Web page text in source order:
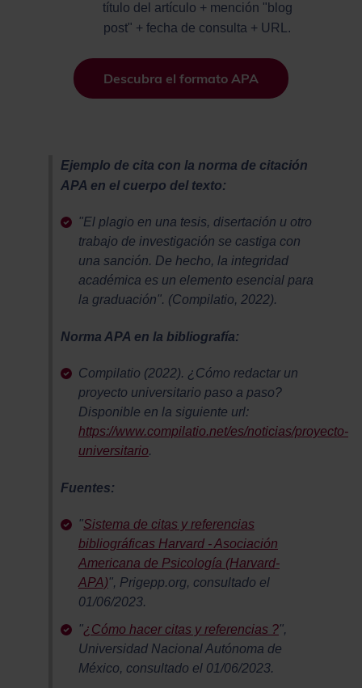
título del artículo + mención "blog
post" + fecha de consulta + URL.
Descubra el formato APA
Ejemplo de cita con la norma de citación
APA en el cuerpo del texto:
"El plagio en una tesis, disertación u otro
trabajo de investigación se castiga con
una sanción. De hecho, la integridad
académica es un elemento esencial para
la graduación". (Compilatio, 2022).
Norma APA en la bibliografía:
Compilatio (2022). ¿Cómo redactar un
proyecto universitario paso a paso?
Disponible en la siguiente url:
https://www.compilatio.net/es/noticias/proyecto-
universitario.
Fuentes:
"Sistema de citas y referencias
bibliográficas Harvard - Asociación
Americana de Psicología (Harvard-
APA)", Prigepp.org, consultado el
01/06/2023.
"¿Cómo hacer citas y referencias ?",
Universidad Nacional Autónoma de
México, consultado el 01/06/2023.